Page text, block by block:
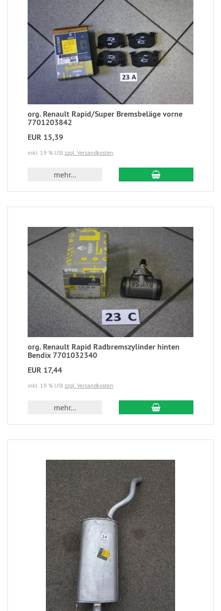
org. Renault Rapid/Super Bremsbeläge vorne
7701203842
EUR 15,39
inkl. 19 % USt zzgl. Versandkosten
mehr...
org. Renault Rapid Radbremszylinder hinten
Bendix 7701032340
EUR 17,44
inkl. 19 % USt zzgl. Versandkosten
mehr...